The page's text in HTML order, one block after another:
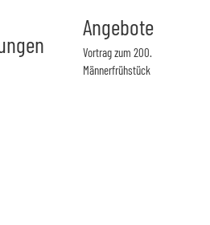
Angebote
Vortrag zum 200.
Männerfrühstück